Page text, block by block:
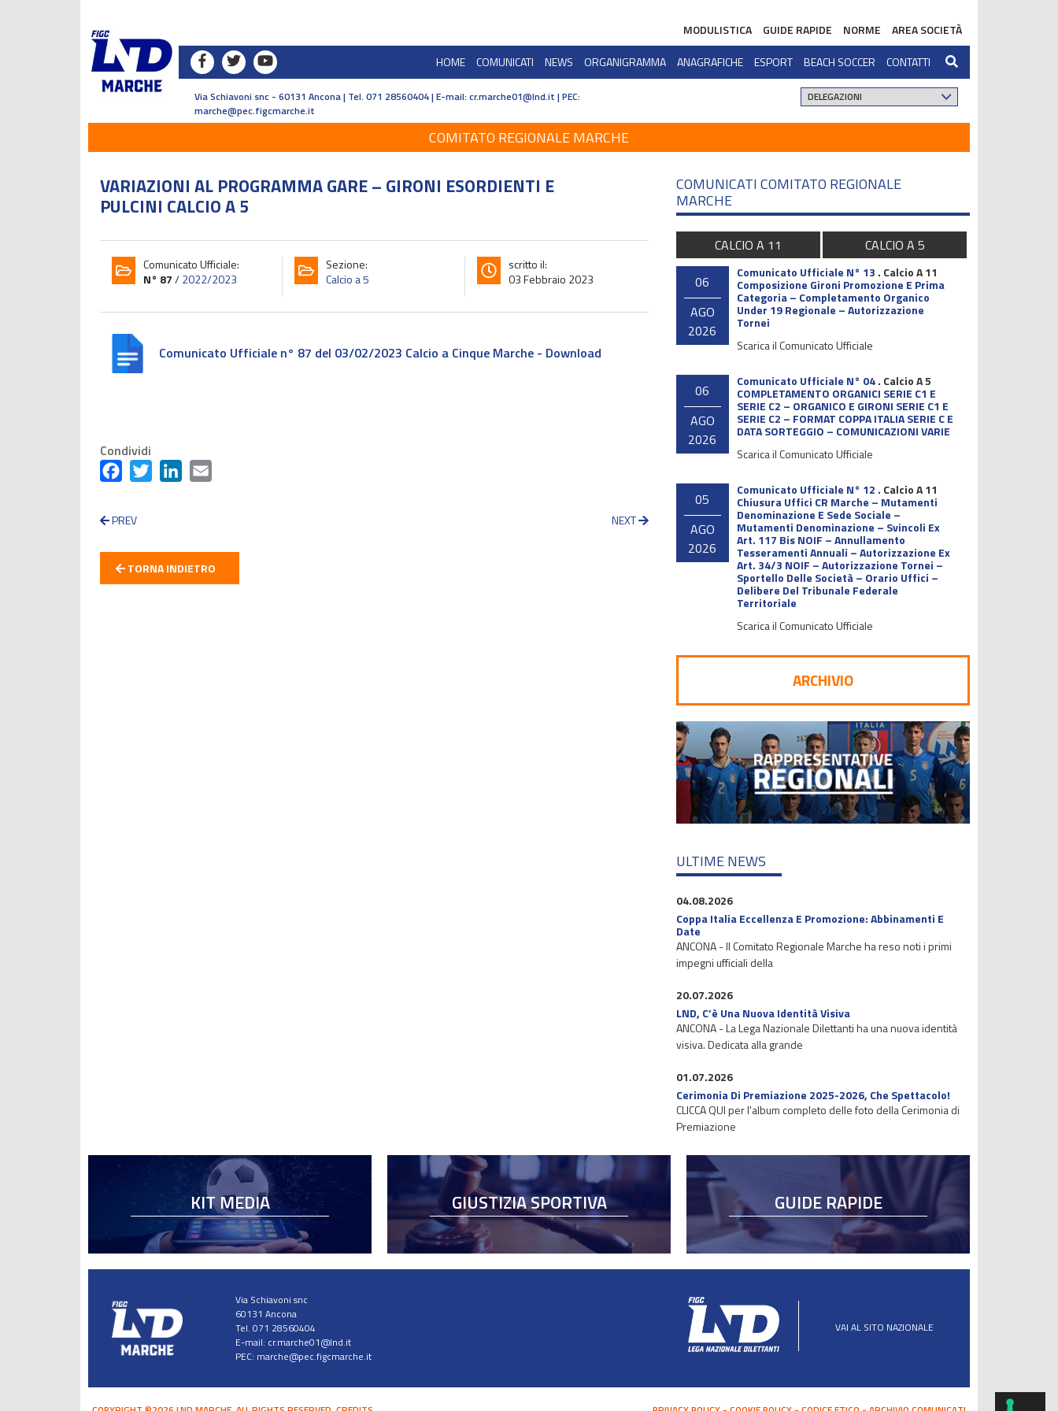
MODULISTICA GUIDE RAPIDE NORME
AREA SOCIETÀ
HOME
COMUNICATI NEWS ORGANIGRAMMA ANAGRAFICHE ESPORT BEACH SOCCER CONTATTI
Via Schiavoni snc - 60131 Ancona | Tel. 071 28560404 | E-mail: cr.marche01@lnd.it | PEC:
marche@pec.figcmarche.it
COMITATO REGIONALE MARCHE
VARIAZIONI AL PROGRAMMA GARE – GIRONI ESORDIENTI E
PULCINI CALCIO A 5
Comunicato Ufficiale:
N° 87/2022/2023
Sezione:
Calcio a 5
scritto il:
03 Febbraio 2023
Comunicato Ufficiale n° 87 del 03/02/2023 Calcio a Cinque Marche - Download
Condividi
FacebookTwitter LinkedIn
PREV NEXT
TORNA INDIETRO
COMUNICATI COMITATO REGIONALE
MARCHE
CALCIO A 11
CALCIO A 5
06
AGO
2026
Comunicato Ufficiale N° 13 . Calcio A 11
Composizione Gironi Promozione E Prima
Categoria – Completamento Organico
Under 19 Regionale – Autorizzazione
Tornei
Scarica il Comunicato Ufficiale
06
AGO
2026
Comunicato Ufficiale N° 04. Calcio A 5
COMPLETAMENTO ORGANICI SERIE C1 E
SERIE C2 – ORGANICO E GIRONI SERIE C1 E
SERIE C2 – FORMAT COPPA ITALIA SERIE C E
DATA SORTEGGIO – COMUNICAZIONI VARIE
Scarica il Comunicato Ufficiale
05
AGO
2026
Comunicato Ufficiale N° 12 . Calcio A 11
Chiusura Uffici CR Marche – Mutamenti
Denominazione E Sede Sociale –
Mutamenti Denominazione – Svincoli Ex
Art. 117 Bis NOIF – Annullamento
Tesseramenti Annuali – Autorizzazione Ex
Art. 34/3 NOIF – Autorizzazione Tornei –
Sportello Delle Società – Orario Uffici –
Delibere Del Tribunale Federale
Territoriale
Scarica il Comunicato Ufficiale
ARCHIVIO
ULTIME NEWS
04.08.2026
Coppa Italia Eccellenza E Promozione: Abbinamenti E
Date
ANCONA - Il Comitato Regionale Marche ha reso noti i primi
impegni ufficiali della
20.07.2026
LND, C’è Una Nuova Identità Visiva
ANCONA - La Lega Nazionale Dilettanti ha una nuova identità
visiva. Dedicata alla grande
01.07.2026
Cerimonia Di Premiazione 2025-2026, Che Spettacolo!
CLICCA QUI per l'album completo delle foto della Cerimonia di
Premiazione
KIT MEDIA GIUSTIZIA SPORTIVA GUIDE RAPIDE
Via Schiavoni snc
60131 Ancona
Tel. 071 28560404
E-mail: cr.marche01@lnd.it
PEC: marche@pec.figcmarche.it
VAI AL SITO NAZIONALE